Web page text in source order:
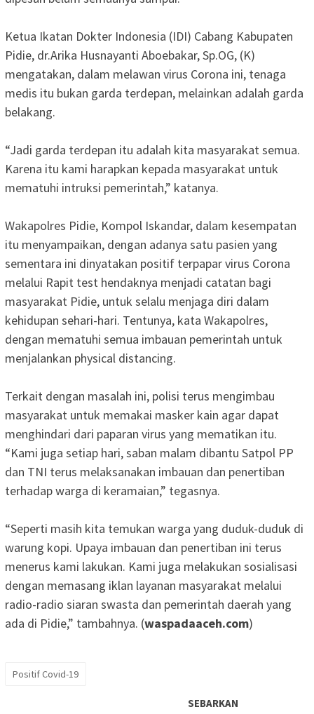
Ketua Ikatan Dokter Indonesia (IDI) Cabang Kabupaten
Pidie, dr.Arika Husnayanti Aboebakar, Sp.OG, (K)
mengatakan, dalam melawan virus Corona ini, tenaga
medis itu bukan garda terdepan, melainkan adalah garda
belakang.
“Jadi garda terdepan itu adalah kita masyarakat semua.
Karena itu kami harapkan kepada masyarakat untuk
mematuhi intruksi pemerintah,” katanya.
Wakapolres Pidie, Kompol Iskandar, dalam kesempatan
itu menyampaikan, dengan adanya satu pasien yang
sementara ini dinyatakan positif terpapar virus Corona
melalui Rapit test hendaknya menjadi catatan bagi
masyarakat Pidie, untuk selalu menjaga diri dalam
kehidupan sehari-hari. Tentunya, kata Wakapolres,
dengan mematuhi semua imbauan pemerintah untuk
menjalankan physical distancing.
Terkait dengan masalah ini, polisi terus mengimbau
masyarakat untuk memakai masker kain agar dapat
menghindari dari paparan virus yang mematikan itu.
“Kami juga setiap hari, saban malam dibantu Satpol PP
dan TNI terus melaksanakan imbauan dan penertiban
terhadap warga di keramaian,” tegasnya.
“Seperti masih kita temukan warga yang duduk-duduk di
warung kopi. Upaya imbauan dan penertiban ini terus
menerus kami lakukan. Kami juga melakukan sosialisasi
dengan memasang iklan layanan masyarakat melalui
radio-radio siaran swasta dan pemerintah daerah yang
ada di Pidie,” tambahnya. (waspadaaceh.com)
Positif Covid-19
SEBARKAN